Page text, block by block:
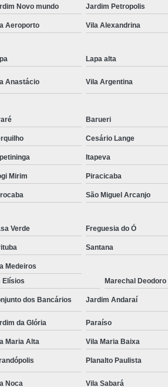
Tratamentos para Transtorno
Tratamento para
Tratamento
Tratamento para
Tratamentos para
Tratamento contra
Tratamento para Insônia Crônica
Tratamento para Insônia em
Tratamento Alternativo para
Tratamento de Bipolaridade
Tratamento para Bipolaridade
Tratamento para Pessoa
Tratamento para
Tratamento para
Novo mundo Jardim Petropolis
Aeroporto Vila Alexandrina
Lapa alta
Anastácio Vila Argentina
Barueri
Cesário Lange
Itapeva
Mirim Piracicaba
São Miguel Arcanjo
Verde Freguesia do Ó
Santana
Medeiros
Elísios Marechal Deodoro
dos Bancários Jardim Andaraí
da Glória Paraíso
Maria Alta Vila Maria Baixa
Planalto Paulista
Noca
Vila Sabará